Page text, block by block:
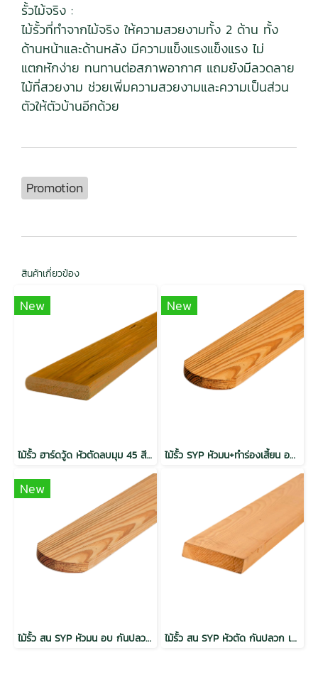
รั้วไม้จริง :
ไม้รั้วที่ทำจากไม้จริง ให้ความสวยงามทั้ง 2 ด้าน ทั้ง
ด้านหน้าและด้านหลัง มีความแข็งแรงแข็งแรง ไม่
แตกหักง่าย ทนทานต่อสภาพอากาศ แถมยังมีลวดลาย
ไม้ที่สวยงาม ช่วยเพิ่มความสวยงามและความเป็นส่วน
ตัวให้ตัวบ้านอีกด้วย
Promotion
สินค้าเกี่ยวข้อง
New
ไม้รั้ว ฮาร์ดวู้ด หัวตัดลบมุม 45 สีสัก พิมพ์ลาย กันปลวก
New
ไม้รั้ว SYP หัวมน+ทำร่องเสี้ยน อบ Thermo Teak Grade Natural
New
ไม้รั้ว สน SYP หัวมน อบ กันปลวก เกรดพรีเมี่ยม ไม้รั้ว สน SYP หัวตัด กันปลวก เกรดเนเชอรัล